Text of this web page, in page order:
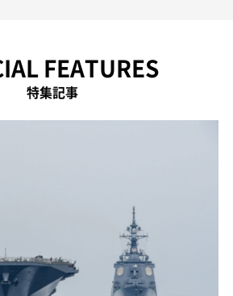
FEATURES
特集記事